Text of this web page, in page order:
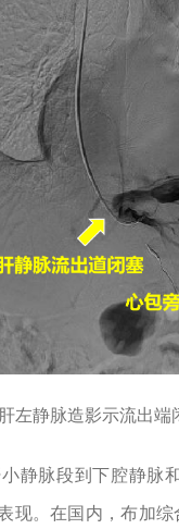
左静脉造影示流出
静脉段到下腔静脉
现。在国内，布加